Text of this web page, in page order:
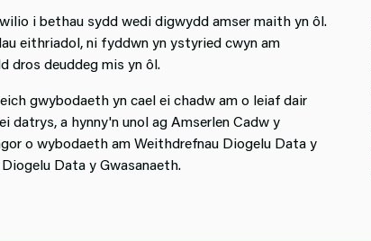
i bethau sydd wedi digwydd amser maith yn ôl.
eithriadol, ni fyddwn yn ystyried cwyn am
dros deuddeg mis yn ôl.
gwybodaeth yn cael ei chadw am o leiaf dair
datrys, a hynny'n unol ag Amserlen Cadw y
o wybodaeth am Weithdrefnau Diogelu Data y
Data y Gwasanaeth.